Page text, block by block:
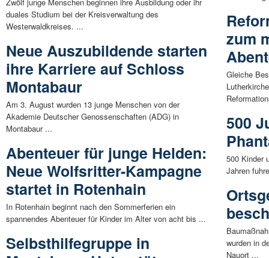
Zwölf junge Menschen beginnen ihre Ausbildung oder ihr
duales Studium bei der Kreisverwaltung des
Westerwaldkreises. ...
Neue Auszubildende starten
ihre Karriere auf Schloss
Montabaur
Am 3. August wurden 13 junge Menschen von der
Akademie Deutscher Genossenschaften (ADG) in
Montabaur ...
Abenteuer für junge Helden:
Neue Wolfsritter-Kampagne
startet in Rotenhain
In Rotenhain beginnt nach den Sommerferien ein
spannendes Abenteuer für Kinder im Alter von acht bis ...
Selbsthilfegruppe in
zum
Gleiche
500
500 Kinder
Jahren
wurden in
Nauort ...